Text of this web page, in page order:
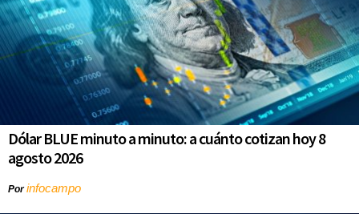
Dólar BLUE minuto a minuto: a cuánto cotizan hoy 8
agosto 2026
Porinfocampo